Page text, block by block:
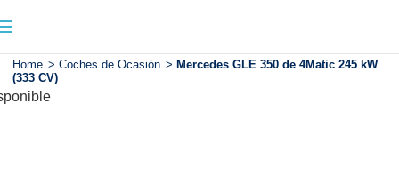
Home > Coches de Ocasión > Mercedes GLE 350 de 4Matic 245 kW
(333 CV)